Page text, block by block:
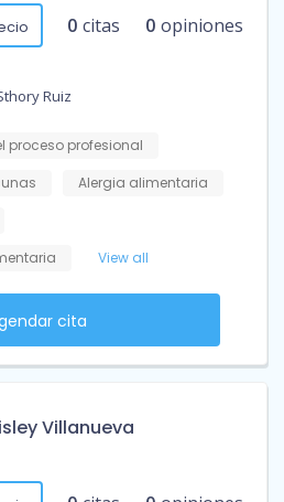
0 citas 0 opiniones
Ruiz
proceso profesional
Alergia alimentaria
View all
cita
Villanueva